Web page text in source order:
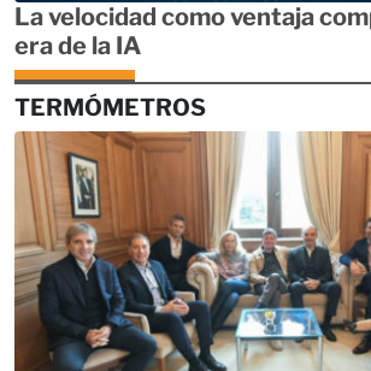
La velocidad como ventaja
era de la IA
TERMÓMETROS